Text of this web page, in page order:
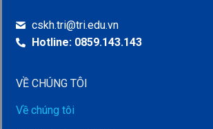
cskh.tri@tri.edu.vn
Hotline: 0859.143.143
VỀ CHÚNG TÔI
Về chúng tôi